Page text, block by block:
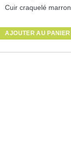
Cuir craquelé marron
AJOUTER AU PANIER